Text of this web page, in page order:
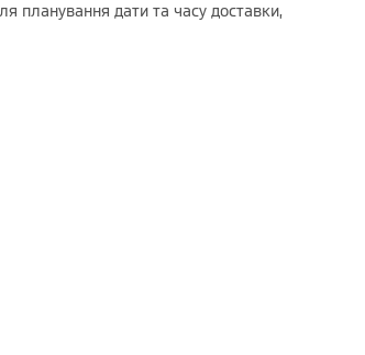
планування дати та часу доставки,